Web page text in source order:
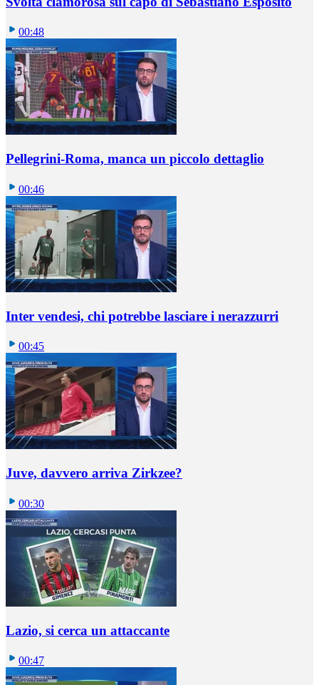
00:48
Pellegrini-Roma, manca un piccolo dettaglio
00:46
Inter vendesi, chi potrebbe lasciare i nerazzurri
00:45
Juve, davvero arriva Zirkzee?
00:30
Lazio, si cerca un attaccante
00:47